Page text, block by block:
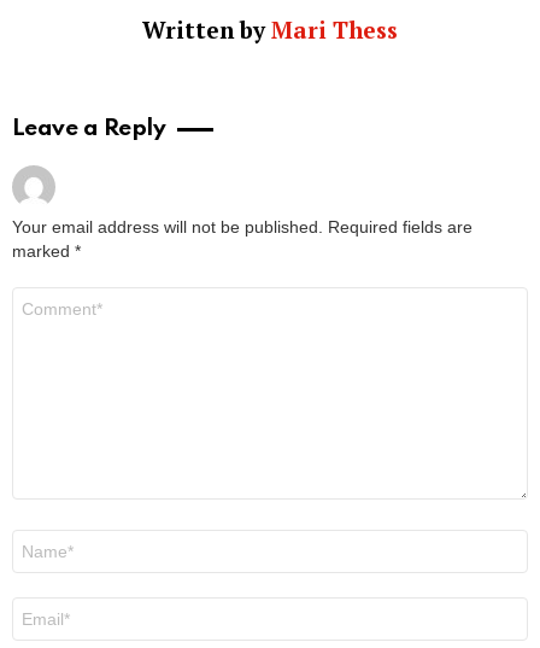
Written byMari Thess
Leave a Reply
Your email address will not be published.
Required fields are
marked *